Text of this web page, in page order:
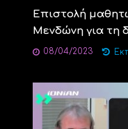
Επιστολή
Μενδώνη για τη
08/04/2023